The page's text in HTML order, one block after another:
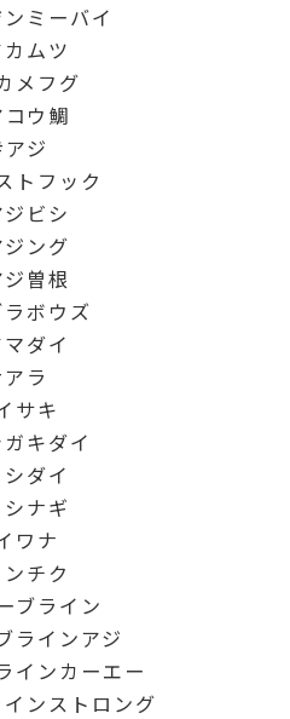
ミーバイ
ムツ
メフグ
コウ鯛
アジ
トフック
ジビシ
ジング
ジ曽根
ボウズ
ダイ
アラ
サキ
キダイ
ダイ
ナギ
ワナ
チク
ブライン
ラインアジ
インカーエー
ンストロング